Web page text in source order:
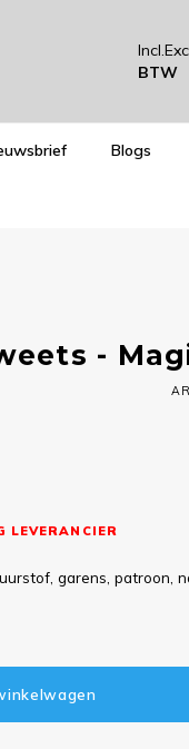
Incl.
BTW
Blogs
-
LEVERANCIER
garens, patroon,